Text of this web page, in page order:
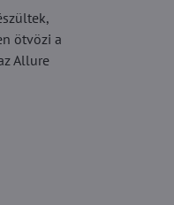
ötvözi a
Allure